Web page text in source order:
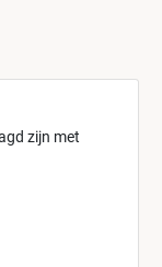
zijn met